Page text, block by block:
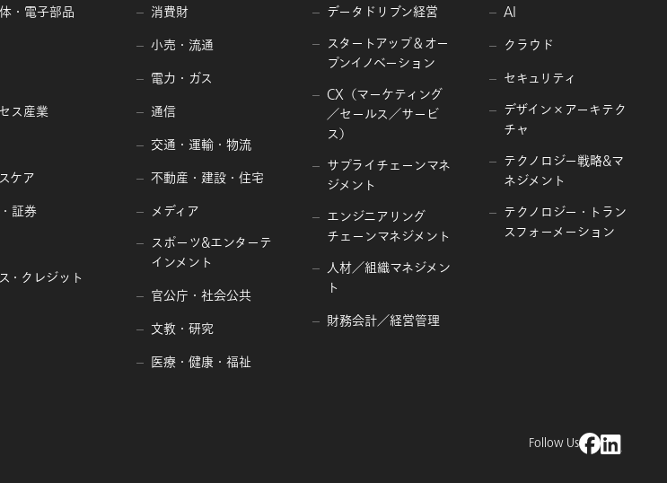
情報がある場合、本資料のダウンロードに支障が出るおそれがありま
する場合には、下記連絡先にご連絡願います。なお、開示等請求され
人様以外による個人情報の書き換え等を防止するため、ご本人様の本
ていただきます。
ッドタウン八重洲 八重洲セントラルタワー
・電子部品
ス産業
ケア
証券
・クレジット
消費財
小売・流通
電力・ガス
通信
交通・運輸・物流
不動産・建設・住宅
メディア
スポーツ&エンターテ
インメント
官公庁・社会公共
文教・研究
医療・健康・福祉
データドリブン経営
スタートアップ＆オー
プンイノベーション
CX（マーケティング
／セールス／サービ
ス）
サプライチェーンマネ
ジメント
エンジニアリング
チェーンマネジメント
人材／組織マネジメン
ト
財務会計／経営管理
AI
クラウド
セキュリティ
デザイン×アーキテク
チャ
テクノロジー戦略&マ
ネジメント
テクノロジー・トラン
スフォーメーション
Follow Us